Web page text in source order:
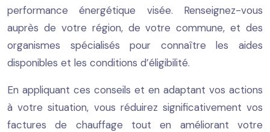
performance énergétique visée. Renseignez-vous
auprès de votre région, de votre commune, et des
organismes spécialisés pour connaître les aides
disponibles et les conditions d’éligibilité.
En appliquant ces conseils et en adaptant vos actions
à votre situation, vous réduirez significativement vos
factures de chauffage tout en améliorant votre